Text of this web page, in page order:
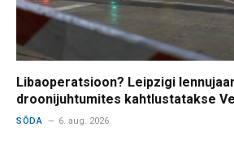
Libaoperatsioon? Leipzigi
droonijuhtumites kahtlustatakse
SÕDA 6. aug. 2026